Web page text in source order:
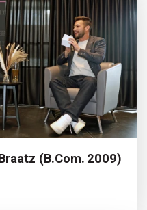
(B.Com. 2009)